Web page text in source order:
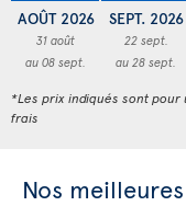
AOÛT 2026
31 août
au 08 sept.
SEPT. 2026
22 sept.
au 28 sept.
*Les prix indiqués sont
frais
Nos